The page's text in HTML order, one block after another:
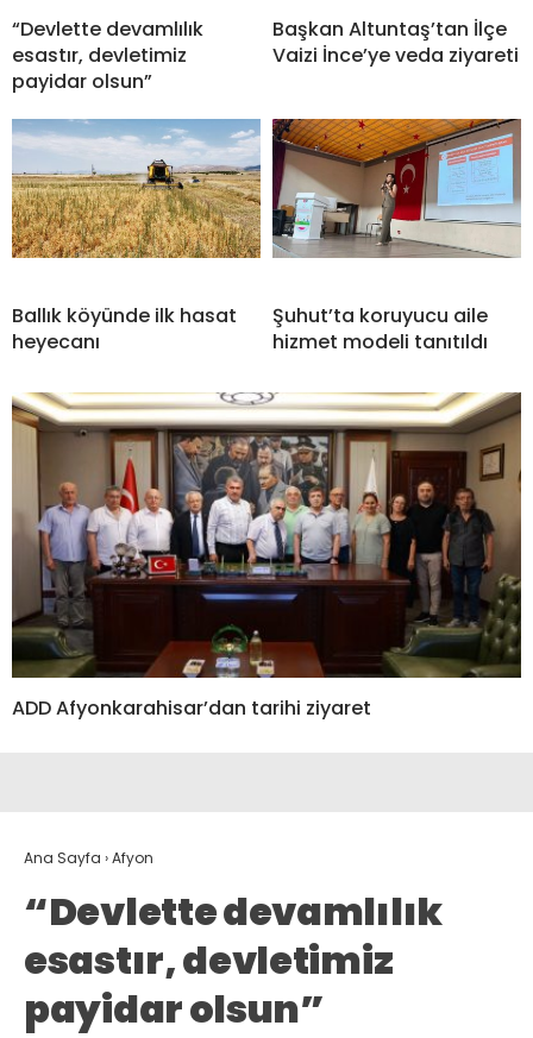
“Devlette devamlılık
esastır, devletimiz
payidar olsun”
Başkan Altuntaş’tan İlçe
Vaizi İnce’ye veda ziyareti
Ballık köyünde ilk hasat
heyecanı
Şuhut’ta koruyucu aile
hizmet modeli tanıtıldı
ADD Afyonkarahisar’dan tarihi ziyaret
Ana Sayfa ›Afyon
“Devlette devamlılık
esastır, devletimiz
payidar olsun”